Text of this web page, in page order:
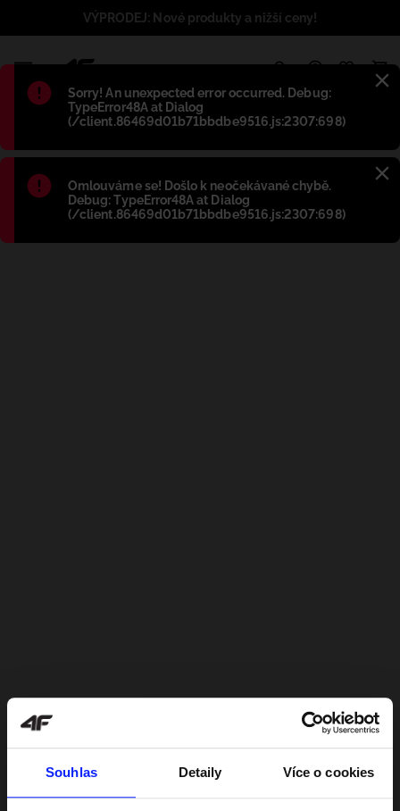
Souhlas Detaily Více o cookies
Błąd:
Sorry! An unexpected error occurred. Debug:
TypeError48A at Dialog
(/client.86469d01b71bbdbe9516.js:2307:698)
Błąd:
Omlouváme se! Došlo k neočekávané chybě.
Debug: TypeError48A at Dialog
(/client.86469d01b71bbdbe9516.js:2307:698)
VÝPRODEJ: Nové produkty a nižší ceny!